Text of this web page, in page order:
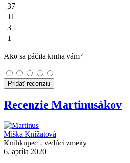
37
11
3
1
Ako sa páčila kniha vám?
Pridať recenziu
Recenzie Martinusákov
Miška Knížatová
Kníhkupec - vedúci zmeny
6. apríla 2020